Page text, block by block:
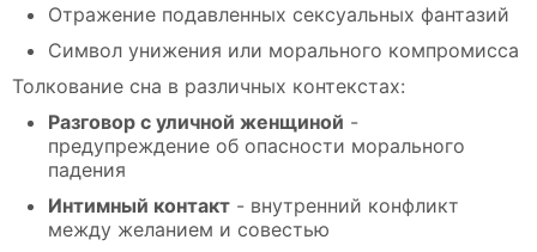
Отражение подавленных сексуальных фантазий
Символ унижения или морального компромисса
Толкование сна в различных контекстах:
Разговор с уличной женщиной -
предупреждение об опасности морального
падения
Интимный контакт - внутренний конфликт
между желанием и совестью